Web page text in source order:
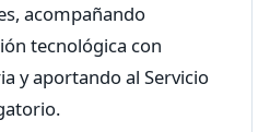
acompañando
tecnológica con
y aportando al Servicio